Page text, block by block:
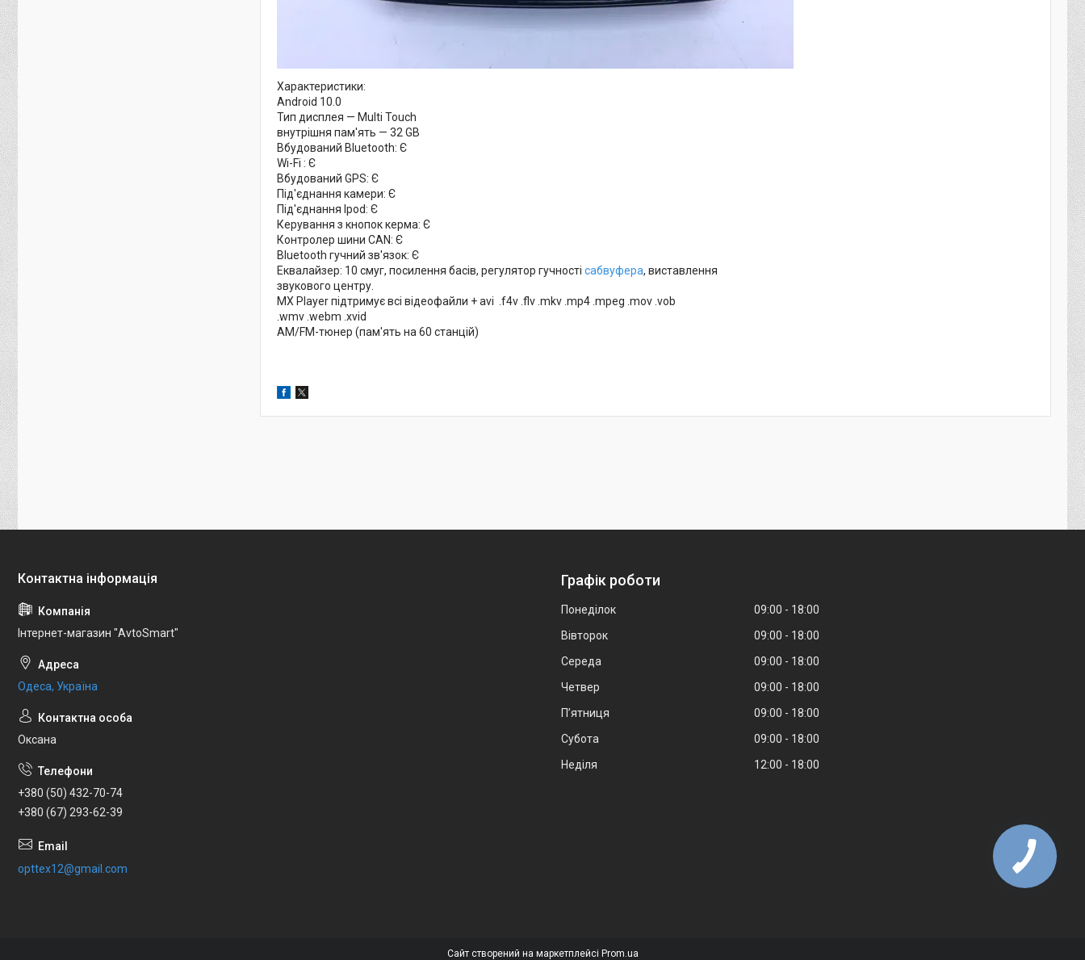
Характеристики:
Android 10.0
Тип дисплея — Multi Touch
внутрішня пам'ять — 32 GB
Вбудований Bluetooth: Є
Wi-Fi : Є
Вбудований GPS: Є
Під'єднання камери: Є
Під'єднання Ipod: Є
Керування з кнопок керма: Є
Контролер шини CAN: Є
Bluetooth гучний зв'язок: Є
Еквалайзер: 10 смуг, посилення басів, регулятор гучності сабвуфера, виставлення
звукового центру.
MX Player підтримує всі відеофайли + avi .f4v .flv .mkv .mp4 .mpeg .mov .vob
.wmv .webm .xvid
AM/FM-тюнер (пам'ять на 60 станцій)
Інтернет-магазин "AvtoSmart"
Одеса, Україна
Оксана
+380 (50) 432-70-74
+380 (67) 293-62-39
opttex12@gmail.com
Графік роботи
Понеділок 09:00
18:00
Вівторок
09:00
18:00
Середа
09:00
18:00
Четвер
09:00
18:00
Пʼятниця
09:00
18:00
Субота
09:00
18:00
Неділя
12:00 18:00
Сайт створений на маркетплейсі Prom.ua